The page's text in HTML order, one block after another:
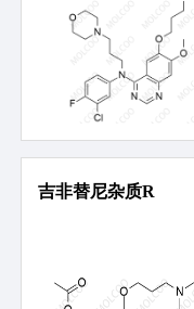
吉非替尼杂质R